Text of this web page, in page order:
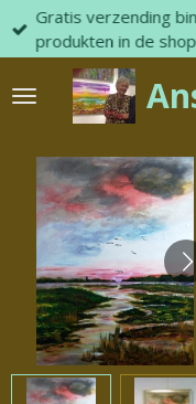
Skip
content
Gratis verzending
produkten in de